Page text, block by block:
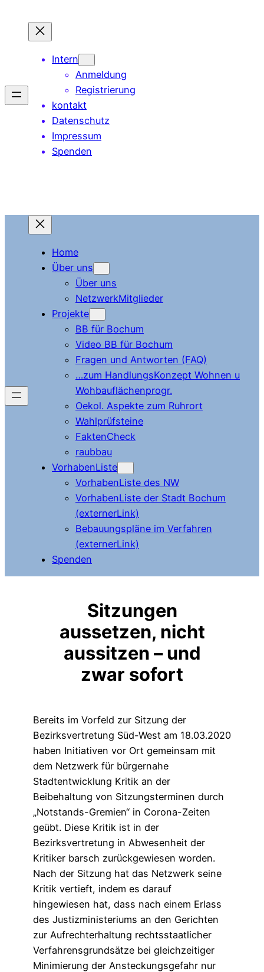
Inhalt
springen
Intern
Anmeldung
Registrierung
kontakt
Datenschutz
Impressum
Spenden
Home
Über uns
Über uns
NetzwerkMitglieder
Projekte
BB für Bochum
Video BB für Bochum
Fragen und Antworten (FAQ)
…zum HandlungsKonzept Wohnen u
Wohbauflächenprogr.
Oekol. Aspekte zum Ruhrort
Wahlprüfsteine
FaktenCheck
raubbau
VorhabenListe
VorhabenListe des NW
VorhabenListe der Stadt Bochum
(externerLink)
Bebauungspläne im Verfahren
(externerLink)
Spenden
Sitzungen
aussetzen, nicht
aussitzen – und
zwar sofort
Bereits im Vorfeld zur Sitzung der
Bezirksvertretung Süd-West am 18.03.2020
haben Initiativen vor Ort gemeinsam mit
dem Netzwerk für bürgernahe
Stadtentwicklung Kritik an der
Beibehaltung von Sitzungsterminen durch
„Notstands-Gremien“ in Corona-Zeiten
geübt. Diese Kritik ist in der
Bezirksvertretung in Abwesenheit der
Kritiker barsch zurückgewiesen worden.
Nach der Sitzung hat das Netzwerk seine
Kritik vertieft, indem es darauf
hingewiesen hat, dass nach einem Erlass
des Justizministeriums an den Gerichten
zur Aufrechterhaltung rechtsstaatlicher
Verfahrensgrundsätze bei gleichzeitiger
Minimierung der Ansteckungsgefahr nur